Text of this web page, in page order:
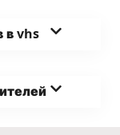
в vhs